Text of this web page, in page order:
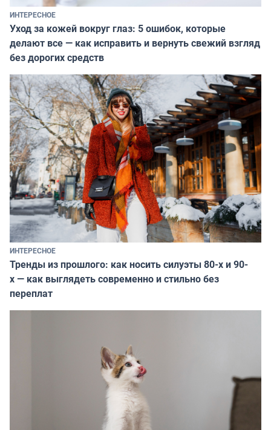
ИНТЕРЕСНОЕ
Уход за кожей вокруг глаз: 5 ошибок, которые
делают все — как исправить и вернуть свежий взгляд
без дорогих средств
ИНТЕРЕСНОЕ
Тренды из прошлого: как носить силуэты 80-х и 90-
х — как выглядеть современно и стильно без
переплат